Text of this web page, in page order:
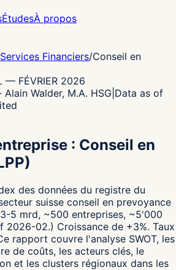
ÉtudesÀ propos
Services Financiers/Conseil en
— FÉVRIER 2026
Walder, M.A. HSG Data as of
: Conseil en
des données du registre du
suisse conseil en prevoyance
5 mrd, ~500 entreprises, ~5'000
2026-02.) Croissance de +3%. Taux
rapport couvre l'analyse SWOT, les
de coûts, les acteurs clés, le
et les clusters régionaux dans les